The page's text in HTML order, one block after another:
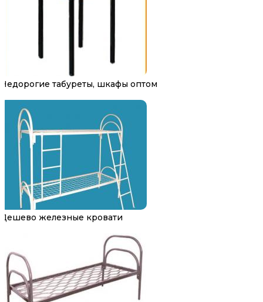
Недорогие табуреты, шкафы оптом
Дешево железные кровати